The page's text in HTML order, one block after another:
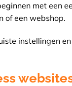
met een
of een webshop.
instellingen